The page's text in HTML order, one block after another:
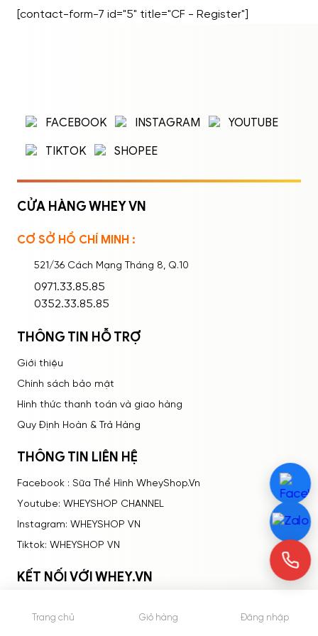
Nhóm 3: Thói Quen và Kỹ Thuật […]
Nhập tên đăng nhập/email và mật khẩu để
Ghi nhớ mật khẩu
Trang chủ Giỏ hàng Đăng nhập
[contact-form-7 id="5" title="CF - Register"]
FACEBOOK INSTAGRAM
YOUTUBE
TIKTOK
SHOPEE
CỬA HÀNG WHEY VN
CƠ SỞ HỒ CHÍ MINH :
521/36 Cách Mạng Tháng 8, Q.10
0971.33.85.85
0352.33.85.85
THÔNG TIN HỖ TRỢ
Giới thiệu
Chính sách bảo mật
Hình thức thanh toán và giao hàng
Quy Định Hoàn & Trả Hàng
THÔNG TIN LIÊN HỆ
Facebook : Sữa Thể Hình WheyShop.Vn
Youtube: WHEYSHOP CHANNEL
Instagram: WHEYSHOP VN
Tiktok: WHEYSHOP VN
KẾT NỐI VỚI WHEY.VN